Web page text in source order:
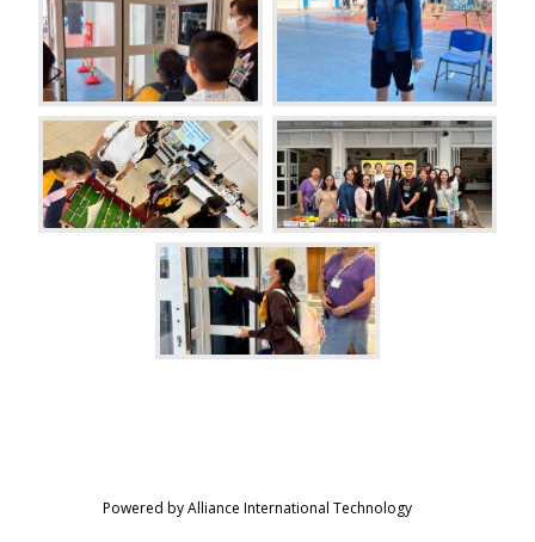
Powered by Alliance International Technology